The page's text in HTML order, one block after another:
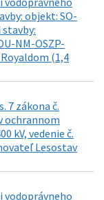
objekt: SO-
NM-OSZP-
(1,4
7 zákona č.
ochrannom
kV, vedenie č.
Lesostav
vodoprávneho